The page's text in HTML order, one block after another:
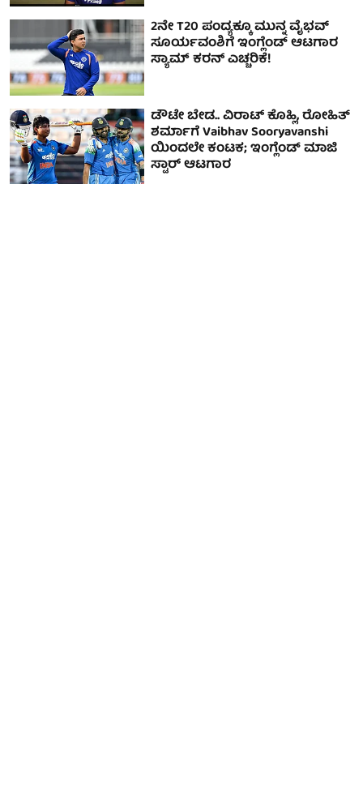
2ನೇ T20 ಪಂದ್ಯಕ್ಕೂ ಮುನ್ನ ವೈಭವ್
ಸೂರ್ಯವಂಶಿಗೆ ಇಂಗ್ಲೆಂಡ್ ಆಟಗಾರ
ಸ್ಯಾಮ್ ಕರನ್ ಎಚ್ಚರಿಕೆ!
ಡೌಟೇ ಬೇಡ.. ವಿರಾಟ್ ಕೊಹ್ಲಿ, ರೋಹಿತ್
ಶರ್ಮಾಗೆ Vaibhav Sooryavanshi
ಯಿಂದಲೇ ಕಂಟಕ; ಇಂಗ್ಲೆಂಡ್ ಮಾಜಿ
ಸ್ಟಾರ್ ಆಟಗಾರ